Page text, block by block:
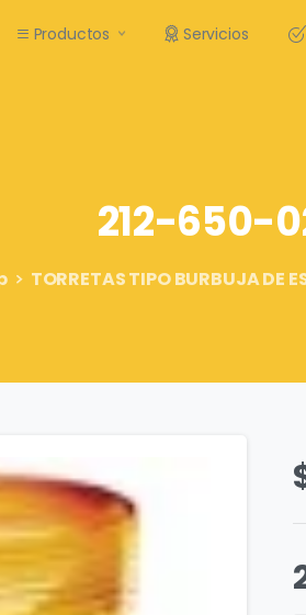
Productos Servicios
212-650-
TORRETAS TIPO BURBUJA DE